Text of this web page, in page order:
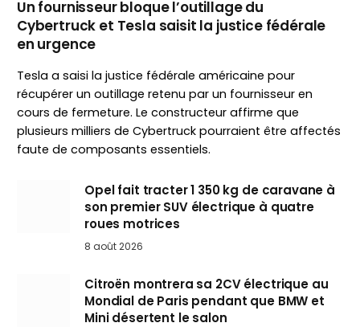
Un fournisseur bloque l’outillage du
Cybertruck et Tesla saisit la justice fédérale
en urgence
Tesla a saisi la justice fédérale américaine pour
récupérer un outillage retenu par un fournisseur en
cours de fermeture. Le constructeur affirme que
plusieurs milliers de Cybertruck pourraient être affectés
faute de composants essentiels.
Opel fait tracter 1 350 kg de caravane à
son premier SUV électrique à quatre
roues motrices
8 août 2026
Citroën montrera sa 2CV électrique au
Mondial de Paris pendant que BMW et
Mini désertent le salon